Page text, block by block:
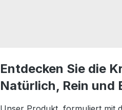
Entdecken Sie die
Natürlich, Rein und